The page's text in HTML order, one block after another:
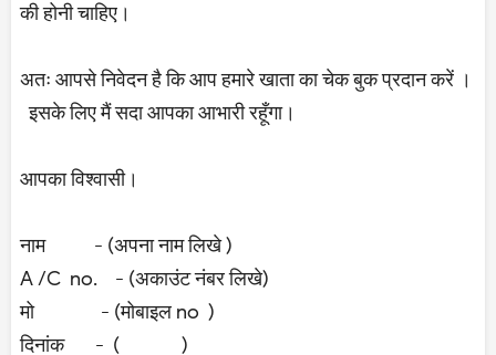
की होनी चाहिए।
अतः आपसे निवेदन है कि आप हमारे खाता का चेक बुक प्रदान करें ।
इसके लिए मैं सदा आपका आभारी रहूँगा।
आपका विश्वासी।
नाम - (अपना नाम लिखे )
A /C no. - (अकाउंट नंबर लिखे)
मो - (मोबाइल no )
दिनांक - ( )